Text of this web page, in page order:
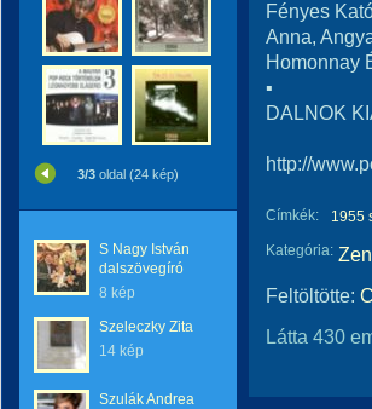
3/3 oldal (24 kép)
S Nagy István
dalszövegíró
8 kép
Szeleczky Zita
14 kép
Szulák Andrea
Fényes
Anna,
Homonnay
▪
DALNOK
http://
Címkék:
1955
Kategória:
Feltöltötte:
Látta 430